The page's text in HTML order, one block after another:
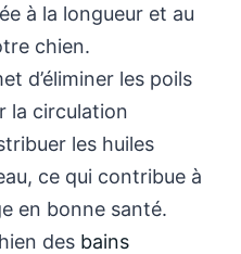
à la longueur et au
chien.
d’éliminer les poils
la circulation
les huiles
ce qui contribue à
en bonne santé.
des bains